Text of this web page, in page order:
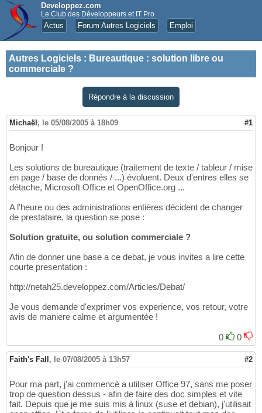
Developpez.com
Le Club des Développeurs et IT Pro
Actus Forum Autres Logiciels Emploi
Autres Logiciels : Bureautique : solution libre ou
commerciale ?
Répondre à la discussion
Michaël , le 05/08/2005 à 18h09 #1
Bonjour !
Les solutions de bureautique (traitement de texte / tableur / mise
en page / base de donnés / ...) évoluent. Deux d'entres elles se
détache, Microsoft Office et OpenOffice.org ...
A l'heure ou des administrations entières décident de changer
de prestataire, la question se pose :
Solution gratuite, ou solution commerciale ?
Afin de donner une base a ce debat, je vous invites a lire cette
courte presentation :
http://netah25.developpez.com/Articles/Debat/
Je vous demande d'exprimer vos experience, vos retour, votre
avis de maniere calme et argumentée !
0 0
Faith's Fall , le 07/08/2005 à 13h57 #2
Pour ma part, j'ai commencé a utiliser Office 97, sans me poser
trop de question dessus - afin de faire des doc simples et vite
fait. Depuis que je me suis mis à linux (suse et debian), j'utilisait